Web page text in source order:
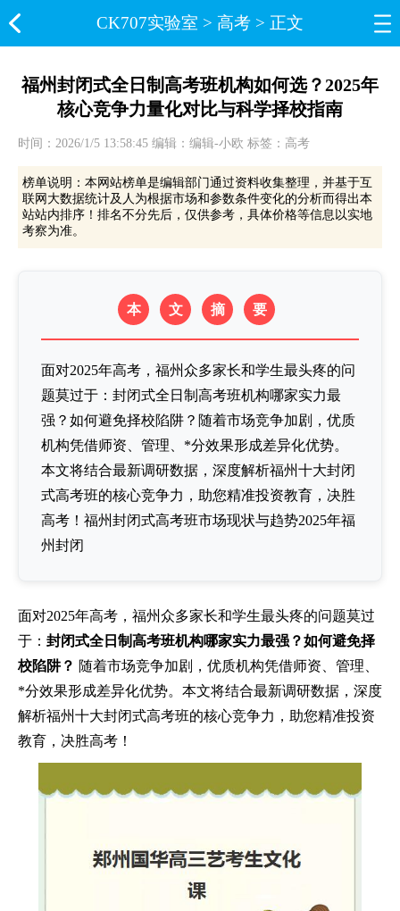
CK707实验室​ > 高考 > 正文
福州封闭式全日制高考班机构如何选？2025年
核心竞争力量化对比与科学择校指南
时间：2026/1/5 13:58:45 编辑：编辑-小欧 标签：高考
榜单说明：本网站榜单是编辑部门通过资料收集整理，并基于互
联网大数据统计及人为根据市场和参数条件变化的分析而得出本
站站内排序！排名不分先后，仅供参考，具体价格等信息以实地
考察为准。
本 文 摘 要
面对2025年高考，福州众多家长和学生最头疼的问
题莫过于：封闭式全日制高考班机构哪家实力最
强？如何避免择校陷阱？随着市场竞争加剧，优质
机构凭借师资、管理、*分效果形成差异化优势。
本文将结合最新调研数据，深度解析福州十大封闭
式高考班的核心竞争力，助您精准投资教育，决胜
高考！福州封闭式高考班市场现状与趋势2025年福
州封闭
面对2025年高考，福州众多家长和学生最头疼的问题莫过
于： 封闭式全日制高考班机构哪家实力最强？如何避免择
校陷阱？ 随着市场竞争加剧，优质机构凭借师资、管理、
*分效果形成差异化优势。本文将结合最新调研数据，深度
解析福州十大封闭式高考班的核心竞争力，助您精准投资
教育，决胜高考！